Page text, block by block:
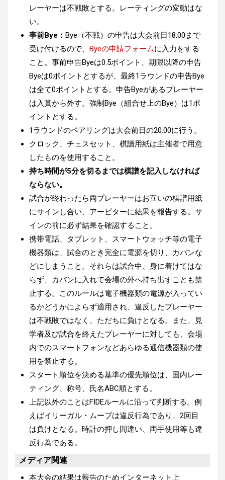
レーヤーは不戦敗とする。レーティングの変動はな
い。
事前Bye： Bye（不戦）の申告は大会前日18:00まで
受け付けるので、 Byeの申請フォームに入力をする
こと。 事前申告Byeは0.5ポイント、期限以降の申告
Byeは0ポイントとするが、最終1ラウンドの申告Bye
は全て0ポイントとする。申告Byeがあるプレーヤー
は入賞から外す。 強制Bye（組合せ上のBye）は1ポ
イントとする。
1ラウンドのペアリングは大会前日の20:00に行う。
クロック、チェスセット、棋譜用紙は主催者で用意
したものを使用すること。
持ち時間が5分を切るまでは棋譜を記入しなければ
ならない。
試合が終わったら両プレーヤーはお互いの棋譜用紙
にサインし合い、アービターに結果を報告する。サ
インの前に必ず結果を確認すること。
携帯電話、タブレット、スマートウォッチ等の電子
機器類は、試合のとき完全に電源を切り、カバンな
どにしまうこと。それらは試合中、身に着けてはな
らず、カバンに入れて会場の外へ持ち出すことも禁
止する。このルールは電子機器類の電源が入ってい
るかどうかによらず適用され、違反したプレーヤー
は不戦敗ではなく、ただちに負けとなる。また、見
学者及び試合を終えたプレーヤーに対しても、会場
内でのスマートフォンなどあらゆる通信機器類の使
用を禁止する。
スタート順位を決める基準の優先順位は、国内レー
ティング、称号、氏名ABC順とする。
上記以外のことはFIDEルールに沿って判断する。例
えばイリーガル・ムーブは違反行為であり、2回目
は負けとなる。時計の押し間違い、両手使用等も違
反行為である。
メディア関連
本大会の結果は報告のためインターネット上